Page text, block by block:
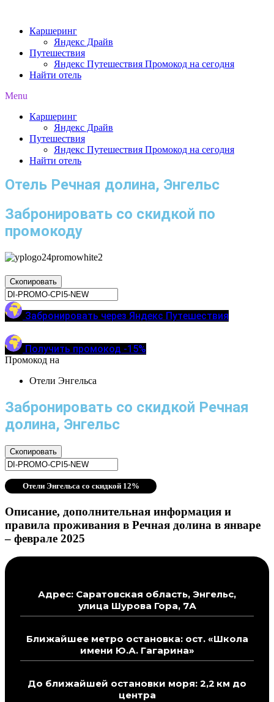
содержимому
Каршеринг
Яндекс Драйв
Путешествия
Яндекс Путешествия Промокод на сегодня
Найти отель
Menu
Каршеринг
Яндекс Драйв
Путешествия
Яндекс Путешествия Промокод на сегодня
Найти отель
Отель Речная долина, Энгельс
Забронировать со скидкой по
промокоду
Скопировать
Забронировать через Яндекс Путешествия
Получить промокод -15%
Промокод на
Отели Энгельса
Забронировать со скидкой Речная
долина, Энгельс
Скопировать
Отели Энгельса со скидкой 12%
Описание, дополнительная информация и
правила проживания в Речная долина в январе
– феврале 2025
Адрес: Саратовская область, Энгельс,
улица Шурова Гора, 7А
Ближайшее метро остановка: ост. «Школа
имени Ю.А. Гагарина»
До ближайшей остановки моря: 2,2 км до
центра